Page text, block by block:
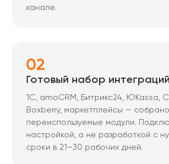
канале.
02
Готовый набор интеграций
1С, amoCRM, Битрикс24, ЮKassa,
Boxberry, маркетплейсы —
переиспользуемые модули.
настройкой, а не разработкой с
сроки в 21–30 рабочих дней.